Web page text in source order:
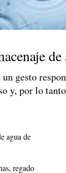
gesto
y, por lo
agua de
regado